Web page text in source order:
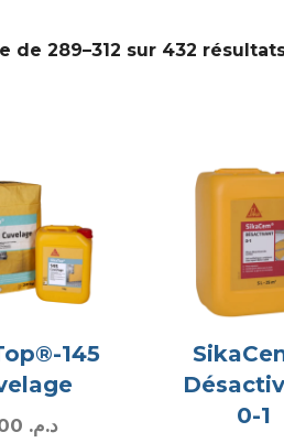
de 289–312 sur 432
145
د.م.
0-1